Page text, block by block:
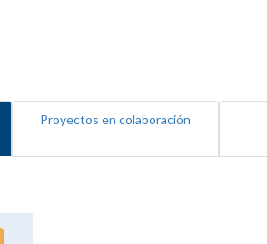
Proyectos en colaboración